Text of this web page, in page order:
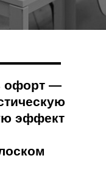
офорт —
эффект